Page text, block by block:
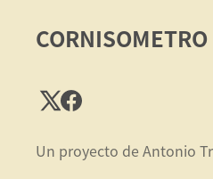
CORNISOMETRO
Un proyecto de Antonio